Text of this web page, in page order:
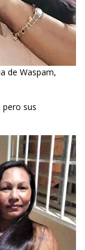
de Waspam,
pero sus